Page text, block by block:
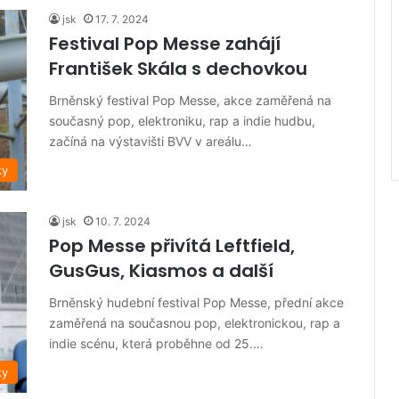
jsk 17. 7. 2024
Festival Pop Messe zahájí
František Skála s dechovkou
Brněnský festival Pop Messe, akce zaměřená na
současný pop, elektroniku, rap a indie hudbu,
začíná na výstavišti BVV v areálu…
jsk 10. 7. 2024
Pop Messe přivítá Leftfield,
GusGus, Kiasmos a další
Brněnský hudební festival Pop Messe, přední akce
zaměřená na současnou pop, elektronickou, rap a
indie scénu, která proběhne od 25.…